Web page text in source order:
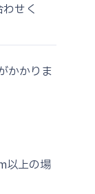
せく
かかりま
以上の場